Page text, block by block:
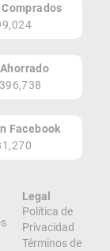
Facebook
Legal
Política de
Privacidad
Términos de